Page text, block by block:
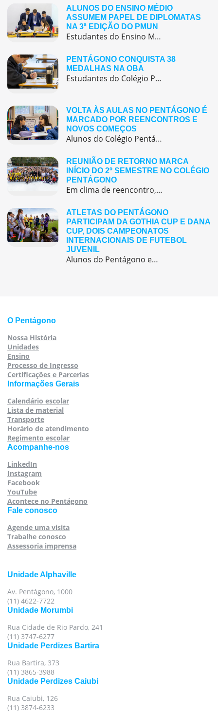
ALUNOS DO ENSINO MÉDIO
ASSUMEM PAPEL DE DIPLOMATAS
NA 3ª EDIÇÃO DO PMUN
Estudantes do Ensino Médio do Colégio Pentágono protagonizaram uma simulação da ONU, defendendo posições de países em comitês temáticos e vivenciando, na prática, negociações diplomáticas multilíngues.
PENTÁGONO CONQUISTA 38
MEDALHAS NA OBA
Estudantes do Colégio Pentágono conquistam excelente resultado na Olimpíada Brasileira de Astronomia e Astronáutica (OBA) 2025, somando 38 medalhas.
VOLTA ÀS AULAS NO PENTÁGONO É
MARCADO POR REENCONTROS E
NOVOS COMEÇOS
Alunos do Colégio Pentágono retornaram às aulas trazendo o entusiasmo dos reencontros e o desejo de seguir aprendendo com significado.
REUNIÃO DE RETORNO MARCA
INÍCIO DO 2º SEMESTRE NO COLÉGIO
PENTÁGONO
Em clima de reencontro, a equipe pedagógica participou da abertura do semestre letivo com treinamentos e simulação de emergência
ATLETAS DO PENTÁGONO
PARTICIPAM DA GOTHIA CUP E DANA
CUP, DOIS CAMPEONATOS
INTERNACIONAIS DE FUTEBOL
JUVENIL
Alunos do Pentágono embarcaram para a Europa, onde participaram de duas das maiores competições internacionais de futebol juvenil
O Pentágono
Nossa História
Unidades
Ensino
Processo de Ingresso
Certificações e Parcerias
Informações Gerais
Calendário escolar
Lista de material
Transporte
Horário de atendimento
Regimento escolar
Acompanhe-nos
LinkedIn
Instagram
Facebook
YouTube
Acontece no Pentágono
Fale conosco
Agende uma visita
Trabalhe conosco
Assessoria imprensa
Unidade Alphaville
Av. Pentágono, 1000
(11) 4622-7722
Unidade Morumbi
Rua Cidade de Rio Pardo, 241
(11) 3747-6277
Unidade Perdizes Bartira
Rua Bartira, 373
(11) 3865-3988
Unidade Perdizes Caiubi
Rua Caiubi, 126
(11) 3874-6233